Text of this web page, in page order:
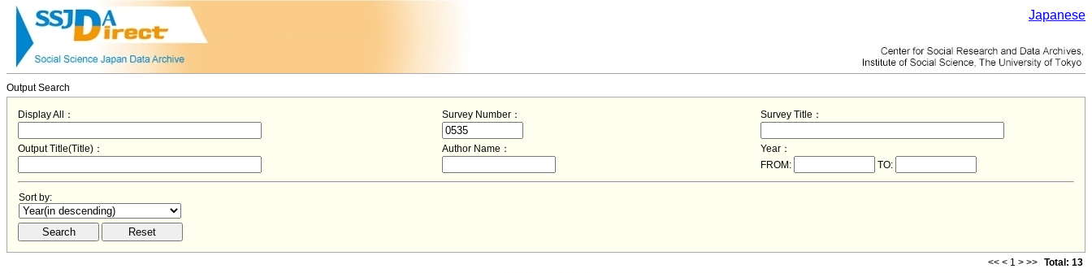
Japanese
Output Search
Display All： Survey Number： Survey Title：
Output Title(Title)： Author Name：
Year：
FROM:
TO:
Sort by:
<< < 1 > >> Total: 13